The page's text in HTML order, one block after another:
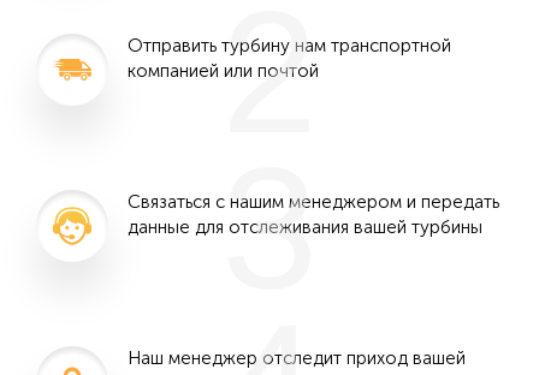
Отправить турбину нам транспортной
компанией или почтой
2
Связаться с нашим менеджером и передать
данные для отслеживания вашей турбины
3
Наш менеджер отследит приход вашей